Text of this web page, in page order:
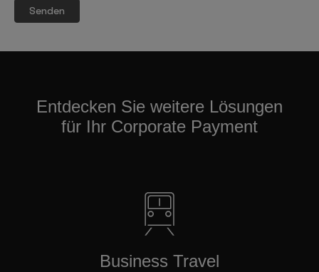
Entdecken Sie weitere Lösungen
für Ihr Corporate Payment
Business Travel